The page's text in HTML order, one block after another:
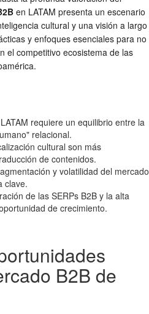
en LATAM presenta un escenario
cultural y una visión a largo
y enfoques esenciales para no
el competitivo ecosistema de las
requiere un equilibrio entre la
relacional.
cultural son más
de contenidos.
y volatilidad del mercado
clave.
de las SERPs B2B y la alta
de crecimiento.
B2B de